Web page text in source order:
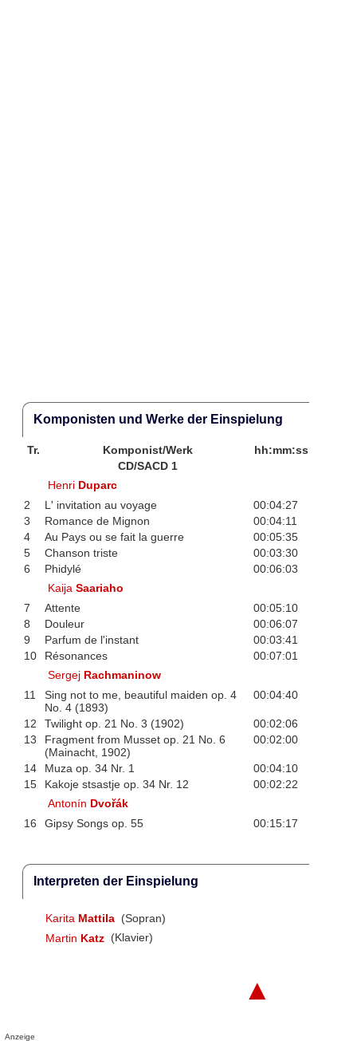
Komponisten und Werke der Einspielung
Tr. Komponist/Werk
hh:mm:ss
CD/SACD 1
Henri Duparc
2
L' invitation au voyage
00:04:27
3
Romance de Mignon
00:04:11
4
Au Pays ou se fait la guerre
00:05:35
5
Chanson triste
00:03:30
6
Phidylé
00:06:03
KaijaSaariaho
7
Attente
00:05:10
8
Douleur
00:06:07
9
Parfum de l'instant
00:03:41
10
Résonances
00:07:01
Sergej Rachmaninow
11
Sing not to me, beautiful maiden op. 4
No. 4 (1893)
00:04:40
12 Twilight op. 21 No. 3 (1902)
00:02:06
13
Fragment from Musset op. 21 No. 6
(Mainacht, 1902)
00:02:00
14 Muza op. 34 Nr. 1
00:04:10
15
Kakoje stsastje op. 34 Nr. 12
00:02:22
Antonín Dvořák
16
Gipsy Songs op. 55 00:15:17
Interpreten der Einspielung
Karita Mattila (Sopran)
Martin Katz (Klavier)
▲
Anzeige